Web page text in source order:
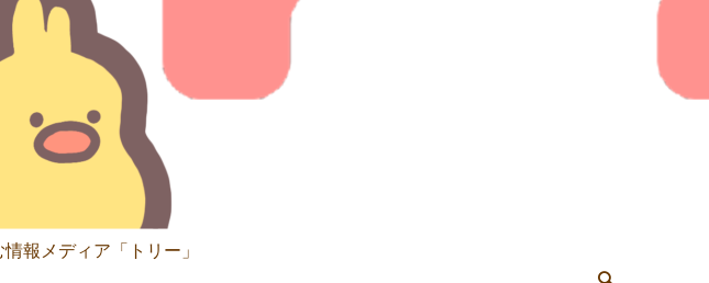
報メディア「トリー」